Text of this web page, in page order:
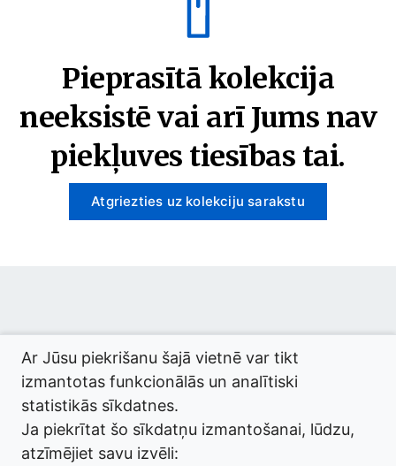
Pieprasītā kolekcija
neeksistē vai arī Jums nav
piekļuves tiesības tai.
Atgriezties uz kolekciju sarakstu
© 2026 termini.gov.lv. Izstrādātājs:Tilde.
Ar Jūsu piekrišanu šajā vietnē var tikt
izmantotas funkcionālās un analītiski
statistikās sīkdatnes.
Ja piekrītat šo sīkdatņu izmantošanai, lūdzu,
atzīmējiet savu izvēli: